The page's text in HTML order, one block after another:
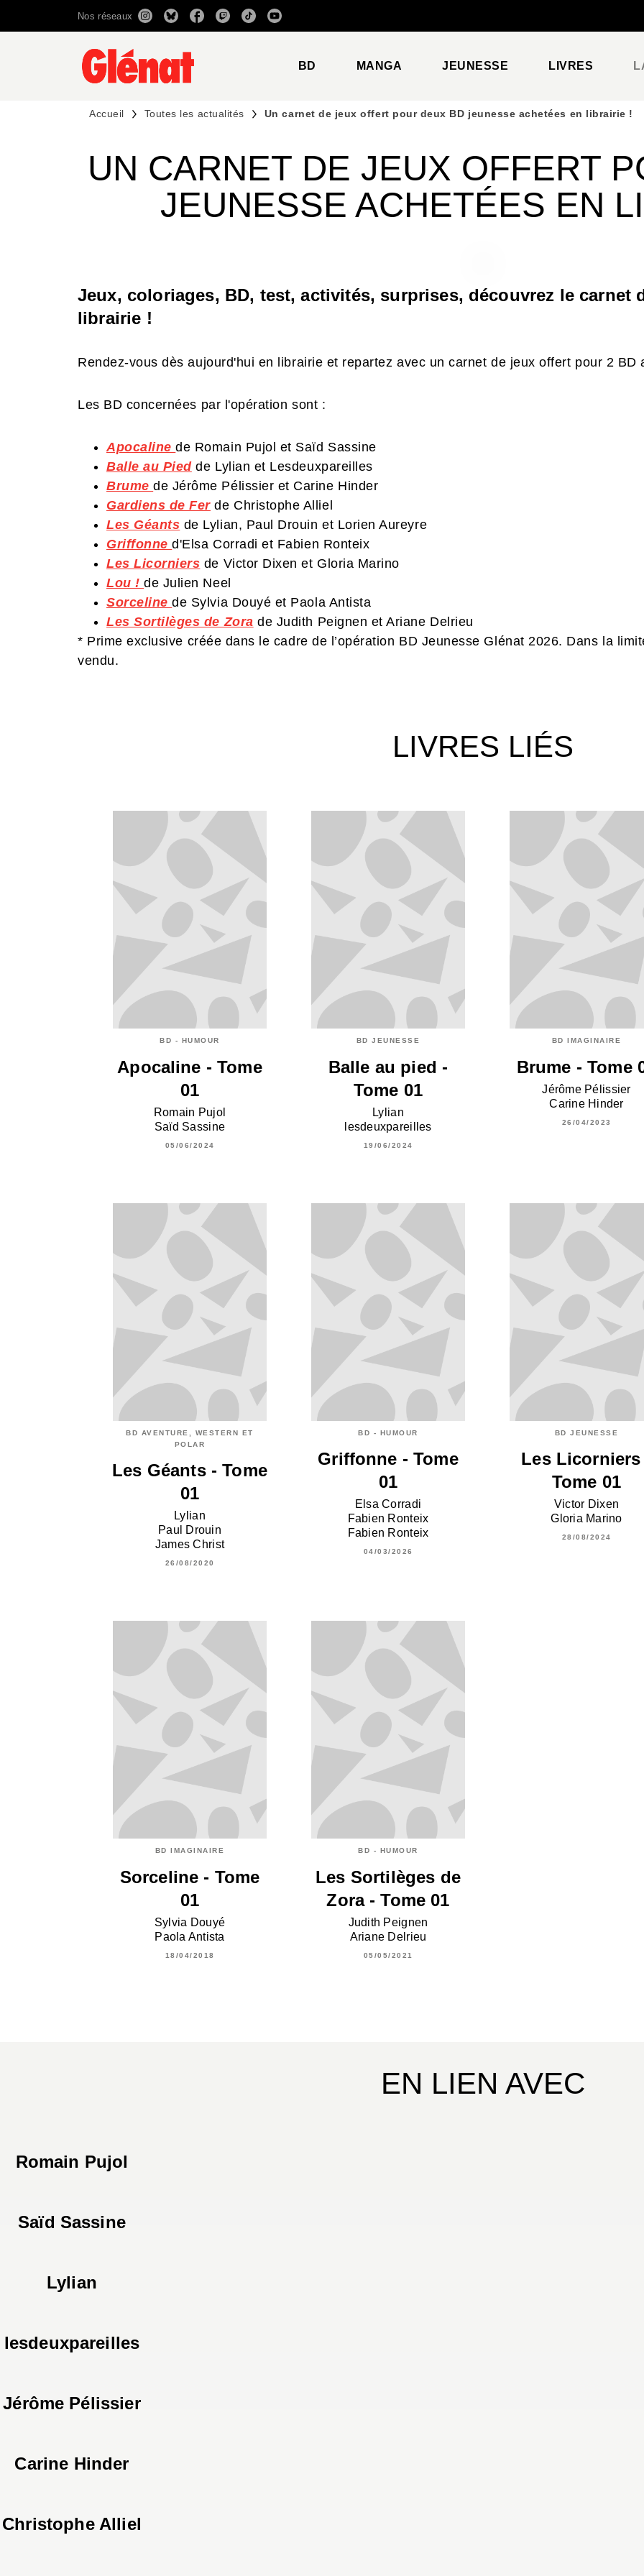
RECHERCHE CONTENU
Nos réseaux
BD MANGA JEUNESSE LIVRES
Accueil Toutes les actualités Un carnet de jeux offert pour deux BD jeunesse achetées en librairie !
UN CARNET DE JEUX OFFERT
JEUNESSE ACHETÉES EN
Jeux, coloriages, BD, test, activités, surprises, découvrez le carnet
librairie !
Rendez-vous dès aujourd'hui en librairie et repartez avec un carnet de jeux offert pour 2 BD
Les BD concernées par l'opération sont :
Apocalinede Romain Pujol et Saïd Sassine
Balle au Piedde Lylian et Lesdeuxpareilles
Brumede Jérôme Pélissier et Carine Hinder
Gardiens de Ferde Christophe Alliel
Les Géants de Lylian, Paul Drouin et Lorien Aureyre
Griffonned'Elsa Corradi et Fabien Ronteix
Les Licorniers de Victor Dixen et Gloria Marino
Lou !de Julien Neel
Sorcelinede Sylvia Douyé et Paola Antista
Les Sortilèges de Zora de Judith Peignen et Ariane Delrieu
* Prime exclusive créée dans le cadre de l’opération BD Jeunesse Glénat 2026. Dans la
vendu.
LIVRES LIÉS
BD - HUMOUR
Apocaline - Tome
01
Romain Pujol
Saïd Sassine
05/06/2024
BD JEUNESSE
Balle au pied -
Tome 01
Lylian
lesdeuxpareilles
19/06/2024
BD IMAGINAIRE
Brume - Tome
Jérôme Pélissier
Carine Hinder
26/04/2023
BD AVENTURE, WESTERN ET
POLAR
Les Géants - Tome
01
Lylian
Paul Drouin
James Christ
26/08/2020
BD - HUMOUR
Griffonne - Tome
01
Elsa Corradi
Fabien Ronteix
Fabien Ronteix
04/03/2026
BD JEUNESSE
Les Licorniers
Tome 01
Victor Dixen
Gloria Marino
28/08/2024
BD IMAGINAIRE
Sorceline - Tome
01
Sylvia Douyé
Paola Antista
18/04/2018
BD - HUMOUR
Les Sortilèges de
Zora - Tome 01
Judith Peignen
Ariane Delrieu
05/05/2021
EN LIEN AVEC
Romain Pujol
Saïd Sassine
Lylian
lesdeuxpareilles
Jérôme Pélissier
Carine Hinder
Christophe Alliel